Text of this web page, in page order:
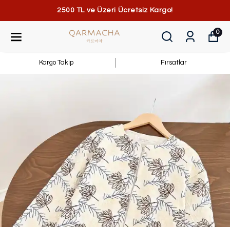
2500 TL ve Üzeri Ücretsiz Kargo!
0
Kargo Takip Fırsatlar